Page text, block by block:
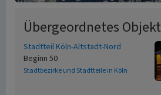
Übergeordnetes Objekt
Stadtteil Köln-Altstadt-Nord
Beginn 50
Stadtbezirke und Stadtteile in Köln